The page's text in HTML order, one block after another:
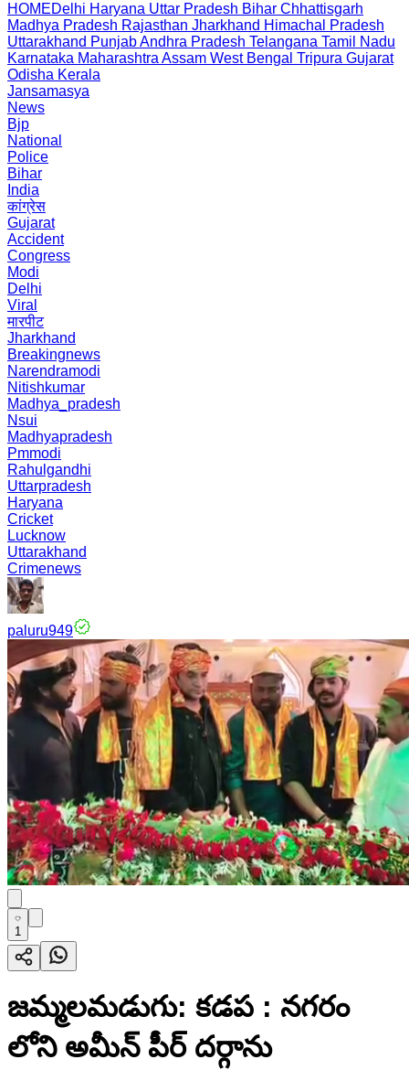
HOMEDelhi Haryana Uttar Pradesh Bihar Chhattisgarh
Madhya Pradesh Rajasthan Jharkhand Himachal Pradesh
Uttarakhand PunjabAndhra Pradesh Telangana Tamil Nadu
Karnataka Maharashtra Assam West Bengal Tripura Gujarat
Odisha Kerala
Jansamasya
News
Bjp
National
Police
Bihar
India
कांग्रेस
Gujarat
Accident
Congress
Modi
Delhi
Viral
मारपीट
Jharkhand
Breakingnews
Narendramodi
Nitishkumar
Madhya_pradesh
Nsui
Madhyapradesh
Pmmodi
Rahulgandhi
Uttarpradesh
Haryana
Cricket
Lucknow
Uttarakhand
Crimenews
paluru949
1
జమ్మలమడుగు: కడప : నగరం
లోని అమీన్ పీర్ దర్గాను